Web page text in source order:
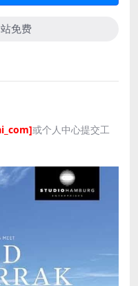
免费
或个人中心提交工